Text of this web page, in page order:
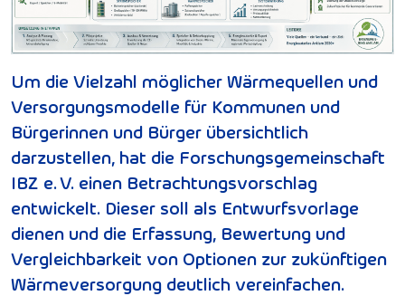
Um die Vielzahl möglicher Wärmequellen und
Versorgungsmodelle für Kommunen und
Bürgerinnen und Bürger übersichtlich
darzustellen, hat die Forschungsgemeinschaft
IBZ e. V. einen Betrachtungsvorschlag
entwickelt. Dieser soll als Entwurfsvorlage
dienen und die Erfassung, Bewertung und
Vergleichbarkeit von Optionen zur zukünftigen
Wärmeversorgung deutlich vereinfachen.